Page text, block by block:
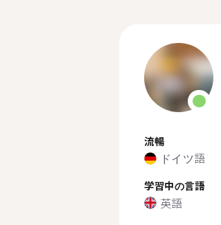
流暢
ドイツ語
学習中の言語
英語